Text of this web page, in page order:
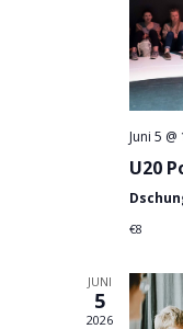
Juni 5
U20
€8
JUNI
5
2026